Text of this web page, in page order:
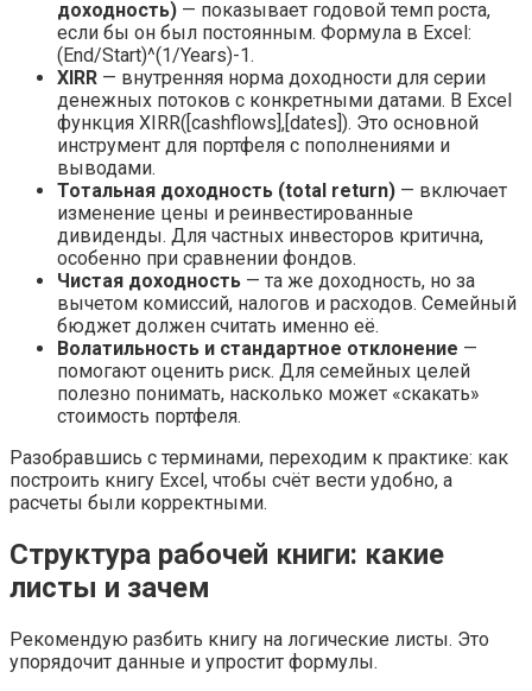
доходность) — показывает годовой темп роста,
если бы он был постоянным. Формула в Excel:
(End/Start)^(1/Years)-1.
XIRR — внутренняя норма доходности для серии
денежных потоков с конкретными датами. В Excel
функция XIRR([cashflows],[dates]). Это основной
инструмент для портфеля с пополнениями и
выводами.
Тотальная доходность (total return) — включает
изменение цены и реинвестированные
дивиденды. Для частных инвесторов критична,
особенно при сравнении фондов.
Чистая доходность — та же доходность, но за
вычетом комиссий, налогов и расходов. Семейный
бюджет должен считать именно её.
Волатильность и стандартное отклонение —
помогают оценить риск. Для семейных целей
полезно понимать, насколько может «скакать»
стоимость портфеля.
Разобравшись с терминами, переходим к практике: как
построить книгу Excel, чтобы счёт вести удобно, а
расчеты были корректными.
Структура рабочей книги: какие
листы и зачем
Рекомендую разбить книгу на логические листы. Это
упорядочит данные и упростит формулы.